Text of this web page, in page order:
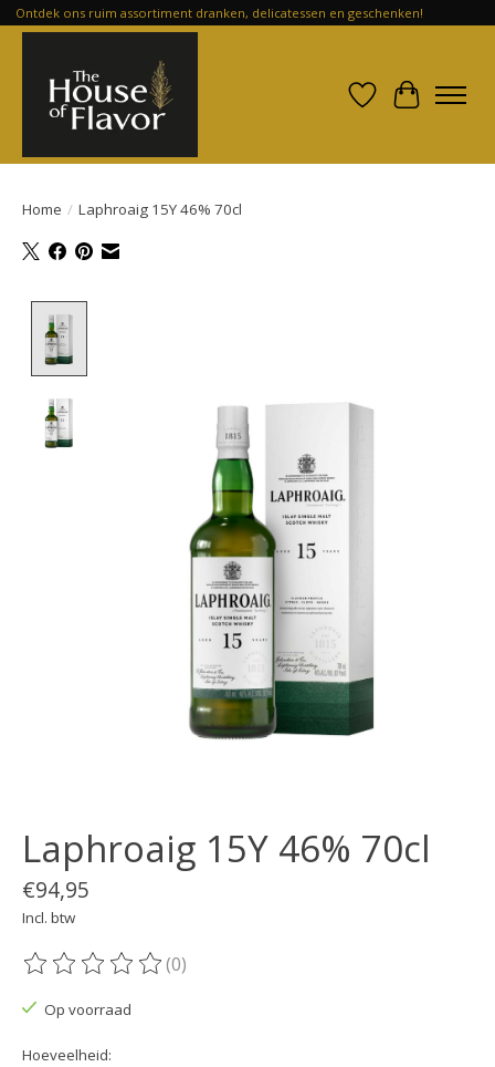
Ontdek ons ruim assortiment dranken, delicatessen en geschenken!
Verlanglijst
Home / Laphroaig 15Y 46% 70cl
Laphroaig 15Y 46% 70cl
€94,95
Incl. btw
De beoordeling van dit product is
(0)
Op voorraad
Hoeveelheid: